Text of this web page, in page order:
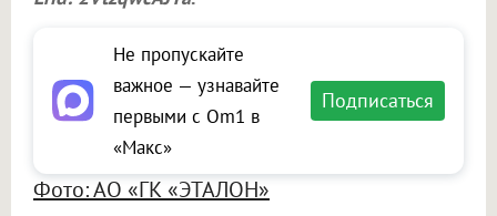
Не пропускайте
важное — узнавайте
первыми с Om1 в
«Макс»
Подписаться
Фото: АО «ГК «ЭТАЛОН»